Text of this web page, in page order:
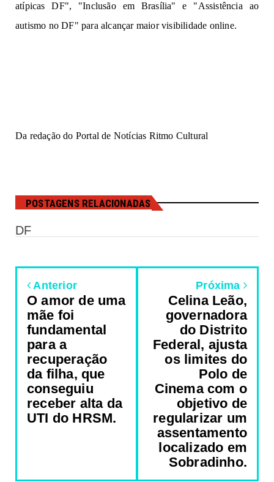
atípicas DF", "Inclusão em Brasília" e "Assistência ao
autismo no DF" para alcançar maior visibilidade online.
Da redação do Portal de Notícias Ritmo Cultural
POSTAGENS RELACIONADAS
DF
Anterior
O amor de uma
mãe foi
fundamental
para a
recuperação
da filha, que
conseguiu
receber alta da
UTI do HRSM.
Próxima
Celina Leão,
governadora
do Distrito
Federal, ajusta
os limites do
Polo de
Cinema com o
objetivo de
regularizar um
assentamento
localizado em
Sobradinho.